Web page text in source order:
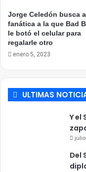
Jorge Celedón busca a
fanática a la que Bad
le botó el celular para
regalarle otro
enero 5, 2023
ULTIMAS
Y el
Del